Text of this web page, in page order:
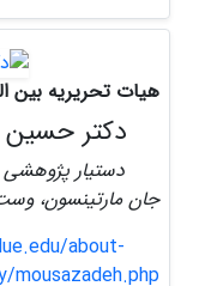
هیات تحریریه بین
دکتر حسین
دستیار پژوهشی
جان مارتینسون، وست
about-
mousazadeh.php